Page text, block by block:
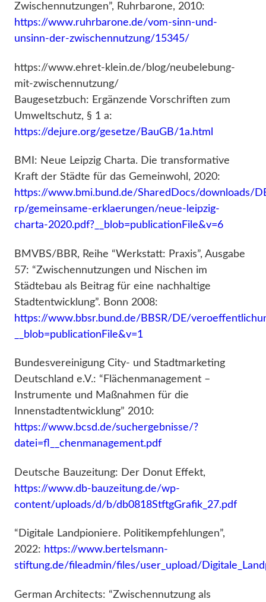
Zwischennutzungen”, Ruhrbarone, 2010:
https://www.ruhrbarone.de/vom-sinn-und-
unsinn-der-zwischennutzung/15345/
https://www.ehret-klein.de/blog/neubelebung-
mit-zwischennutzung/
Baugesetzbuch: Ergänzende Vorschriften zum
Umweltschutz, § 1 a:
https://dejure.org/gesetze/BauGB/1a.html
BMI: Neue Leipzig Charta. Die transformative
Kraft der Städte für das Gemeinwohl, 2020:
https://www.bmi.bund.de/SharedDocs/downloads/
rp/gemeinsame-erklaerungen/neue-leipzig-
charta-2020.pdf?__blob=publicationFile&v=6
BMVBS/BBR, Reihe “Werkstatt: Praxis”, Ausgabe
57: “Zwischennutzungen und Nischen im
Städtebau als Beitrag für eine nachhaltige
Stadtentwicklung”. Bonn 2008: ​​
https://www.bbsr.bund.de/BBSR/DE/
__blob=publicationFile&v=1
Bundesvereinigung City- und Stadtmarketing
Deutschland e.V.: “Flächenmanagement –
Instrumente und Maßnahmen für die
Innenstadtentwicklung” 2010:
https://www.bcsd.de/suchergebnisse/?
datei=fl__chenmanagement.pdf
Deutsche Bauzeitung: Der Donut Effekt,
https://www.db-bauzeitung.de/wp-
content/uploads/d/b/db0818StftgGrafik_27.pdf
“Digitale Landpioniere. Politikempfehlungen”,
2022: https://www.bertelsmann-
stiftung.de/fileadmin/files/user_upload/
German Architects: “Zwischennutzung als